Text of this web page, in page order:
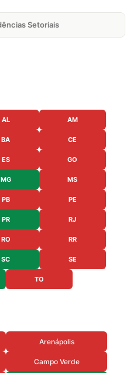
Setoriais
AL AM
BA CE
ES GO
MG MS
PB PE
PR RJ
RO RR
SC SE
TO
Arenápolis
Campo Verde